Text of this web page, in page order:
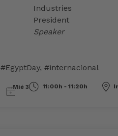
Industries
President
Speaker
#EgyptDay, #internacional
Mié 3 11:00h - 11:20h